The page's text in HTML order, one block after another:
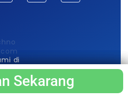
Sekarang
Sekarang
di
Info Produk Utama Kami di
Sekarang
Sekarang